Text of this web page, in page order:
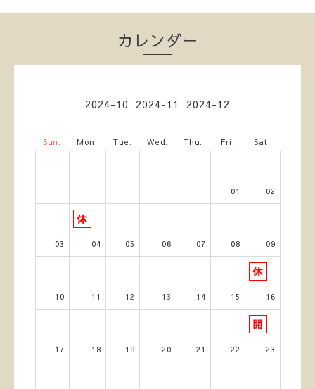
カレンダー
2024-10 2024-11 2024-12
Sun. Mon. Tue. Wed. Thu. Fri. Sat.
01 02
03 04 05 06 07 08 09
10 11 12 13 14 15 16
17 18 19 20 21 22 23